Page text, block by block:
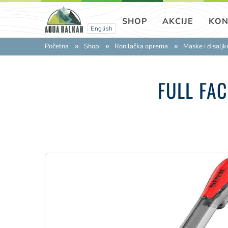
English
SHOP AKCIJE
Početna Shop Ronilačka oprema Maske i
FULL